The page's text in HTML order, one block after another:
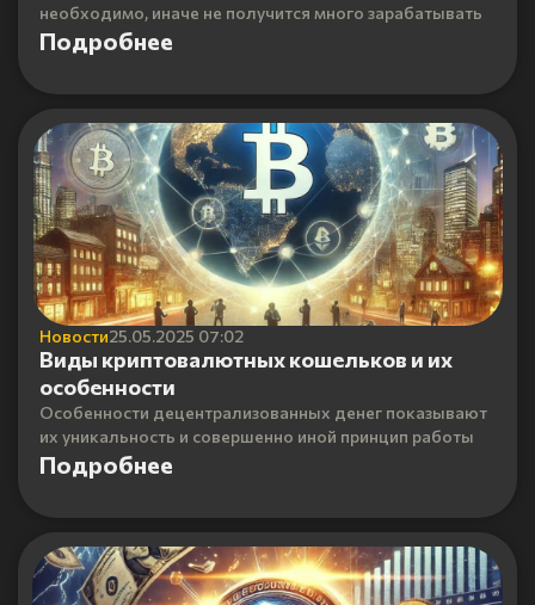
необходимо, иначе не получится много зарабатывать
Подробнее
Новости25.05.2025 07:02
Виды криптовалютных кошельков и их
особенности
Особенности децентрализованных денег показывают
их уникальность и совершенно иной принцип работы
Подробнее